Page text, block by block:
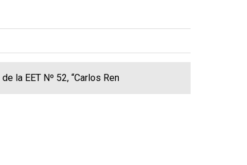
la EET Nº 52, “Carlos Ren